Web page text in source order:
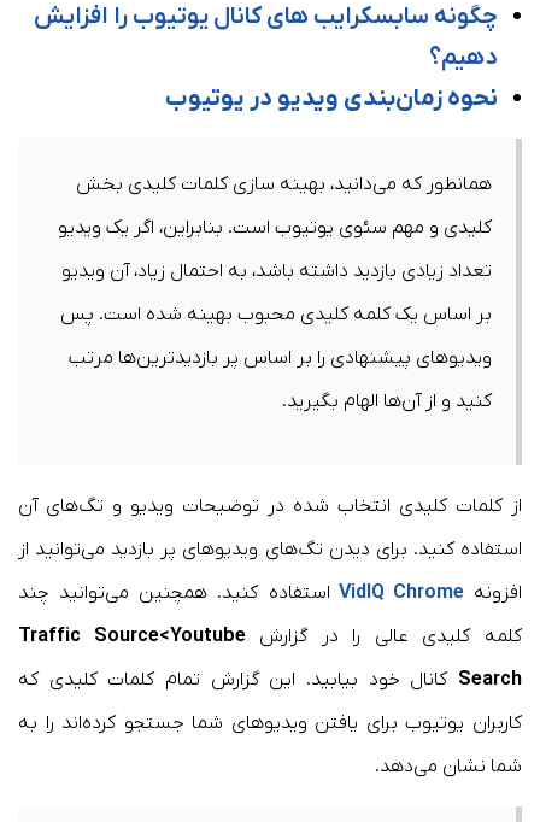
چگونه سابسکرایب‌ های کانال یوتیوب را افزایش
دهیم؟
نحوه زمان‌بندی ویدیو در یوتیوب
همانطور که می‌دانید، بهینه سازی کلمات کلیدی بخش
کلیدی و مهم سئوی یوتیوب است. بنابراین، اگر یک ویدیو
تعداد زیادی بازدید داشته باشد، به احتمال زیاد، آن ویدیو
بر اساس یک کلمه کلیدی محبوب بهینه شده است. پس
ویدیوهای پیشنهادی را بر اساس پر بازدیدترین‌ها مرتب
کنید و از آن‌ها الهام بگیرید.
از کلمات کلیدی انتخاب شده در توضیحات ویدیو و تگ‌های آن
استفاده کنید. برای دیدن تگ‌‌های ویدیوهای پر بازدید می‌توانید از
افزونهVidIQ Chrome استفاده کنید. همچنین می‌توانید چند
کلمه کلیدی عالی را در گزارشTraffic Source<Youtube
Search کانال خود بیابید. این گزارش تمام کلمات کلیدی که
کاربران یوتیوب برای یافتن ویدیوهای شما جستجو کرده‌اند را به
شما نشان می‌دهد.